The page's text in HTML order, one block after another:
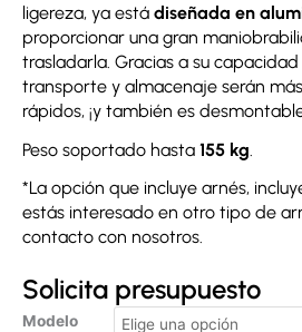
ligereza, ya está diseñada en
proporcionar una gran
trasladarla. Gracias a su
transporte y almacenaje serán
rápidos, ¡y también es
Peso soportado hasta 155 kg
*La opción que incluye arnés,
estás interesado en otro tipo de
contacto con nosotros.
Solicita presupuesto
Modelo
Grúa